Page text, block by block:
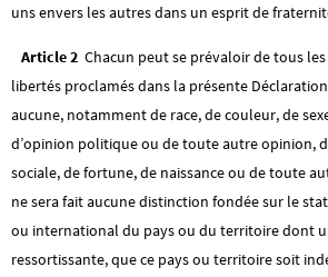
uns envers les autres dans un esprit de
Article 2 Chacun peut se prévaloir de tous
libertés proclamés dans la présente
aucune, notamment de race, de couleur, de
d’opinion politique ou de toute autre opinion,
sociale, de fortune, de naissance ou de toute
ne sera fait aucune distinction fondée sur le
ou international du pays ou du territoire dont
ressortissante, que ce pays ou territoire soit